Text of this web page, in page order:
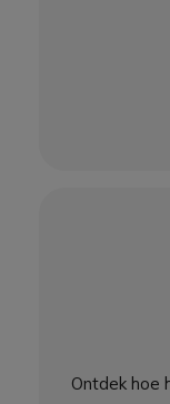
Ontdek hoe